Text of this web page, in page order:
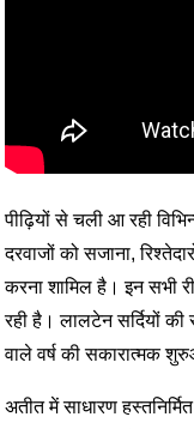
पीढ़ियों से चली आ रही
दरवाजों को सजाना,
करना शामिल है। इन सभी
रही है। लालटेन सर्दियों
वाले वर्ष की सकारात्मक
अतीत में साधारण